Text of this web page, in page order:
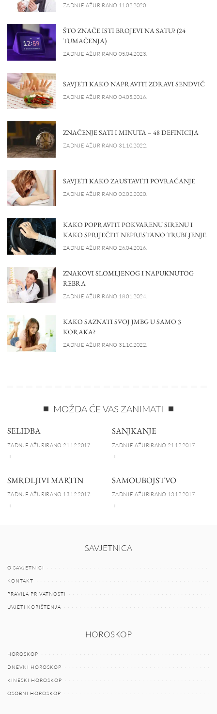
ZADNJE AŽURIRANO 11.02.2020.
ŠTO ZNAČE ISTI BROJEVI NA SATU? (24
TUMAČENJA)
ZADNJE AŽURIRANO 05.04.2023.
SAVJETI KAKO NAPRAVITI ZDRAVI SENDVIČ
ZADNJE AŽURIRANO 04.05.2016.
ZNAČENJE SATI I MINUTA – 48 DEFINICIJA
ZADNJE AŽURIRANO 31.10.2022.
SAVJETI KAKO ZAUSTAVITI POVRAĆANJE
ZADNJE AŽURIRANO 02.02.2020.
KAKO POPRAVITI POKVARENU SIRENU I
KAKO SPRIJEČITI NEPRESTANO TRUBLJENJE
ZADNJE AŽURIRANO 26.04.2016.
ZNAKOVI SLOMLJENOG I NAPUKNUTOG
REBRA
ZADNJE AŽURIRANO 18.01.2024.
KAKO SAZNATI SVOJ JMBG U SAMO 3
KORAKA?
ZADNJE AŽURIRANO 31.10.2022.
MOŽDA ĆE VAS ZANIMATI
SELIDBA
ZADNJE AŽURIRANO 21.12.2017.
SANJKANJE
ZADNJE AŽURIRANO 21.12.2017.
SMRDLJIVI MARTIN
ZADNJE AŽURIRANO 13.12.2017.
SAMOUBOJSTVO
ZADNJE AŽURIRANO 13.12.2017.
SAVJETNICA
O SAVJETNICI
KONTAKT
PRAVILA PRIVATNOSTI
UVJETI KORIŠTENJA
HOROSKOP
HOROSKOP
DNEVNI HOROSKOP
KINESKI HOROSKOP
OSOBNI HOROSKOP